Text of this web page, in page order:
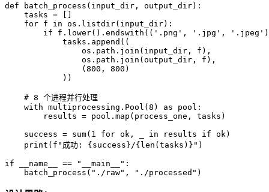
def
batch_process ( input_dir, output_dir):
    tasks = []
for f in os.listdir(input_dir):
if f.lower().endswith(( '.png' , '.jpg' , '.jpeg'
            tasks.append((
                os.path.join(input_dir, f),
                os.path.join(output_dir, f),
                (
800 , 800 )
            ))
# 8 个进程并行处理
with multiprocessing.Pool(8 ) as pool:
        results = pool.
map (process_one, tasks)
    success =
sum( 1 for ok, _ in results if ok)
print ( f"成功: {success} /{len (tasks)} " )
if __name__ == "__main__" :
    batch_process(
"./raw" , "./processed" )